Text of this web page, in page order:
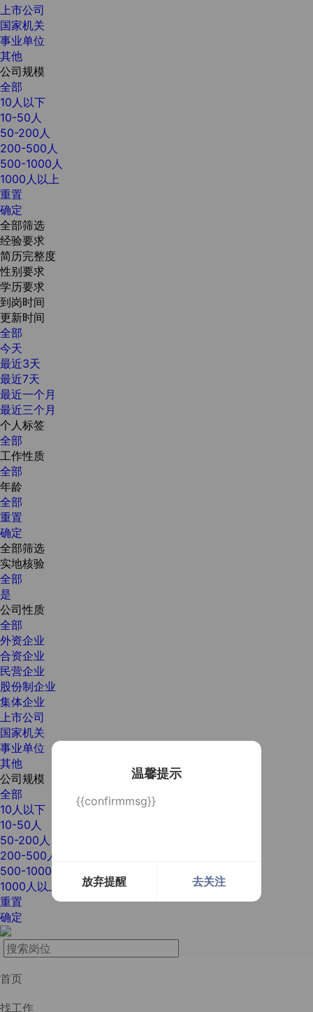
温馨提示
{{confirmmsg}}
放弃提醒 去关注
上市公司
国家机关
事业单位
其他
公司规模
全部
10人以下
10-50人
50-200人
200-500人
500-1000人
1000人以上
重置
确定
全部筛选
经验要求
简历完整度
性别要求
学历要求
到岗时间
更新时间
全部
今天
最近3天
最近7天
最近一个月
最近三个月
个人标签
全部
工作性质
全部
年龄
全部
重置
确定
全部筛选
实地核验
全部
是
公司性质
全部
外资企业
合资企业
民营企业
股份制企业
集体企业
上市公司
国家机关
事业单位
其他
公司规模
全部
10人以下
10-50人
50-200人
200-500人
500-1000人
1000人以上
重置
确定
首页
找工作